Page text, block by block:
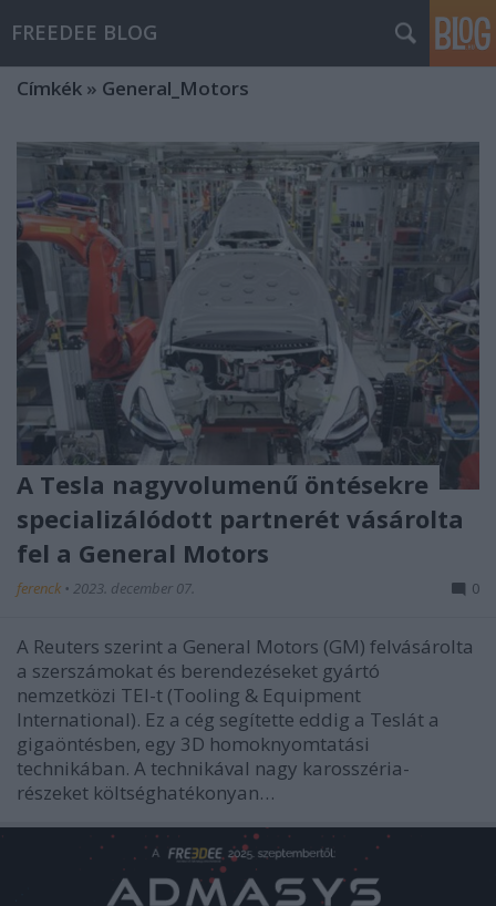
FREEDEE BLOG
Címkék » General_Motors
A Tesla nagyvolumenű öntésekre
specializálódott partnerét vásárolta
fel a General Motors
ferenck • 2023. december 07. 0
A Reuters szerint a General Motors (GM) felvásárolta
a szerszámokat és berendezéseket gyártó
nemzetközi TEI-t (Tooling & Equipment
International). Ez a cég segítette eddig a Teslát a
gigaöntésben, egy 3D homoknyomtatási
technikában. A technikával nagy karosszéria-
részeket költséghatékonyan…